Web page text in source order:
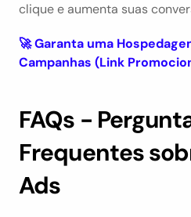
clique e aumenta suas
🚀 Garanta uma
Campanhas (Link
FAQs -
Frequentes
Ads